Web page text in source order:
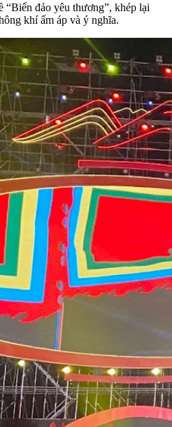
“Biển đảo yêu thương”, khép lại
khí ấm áp và ý nghĩa.